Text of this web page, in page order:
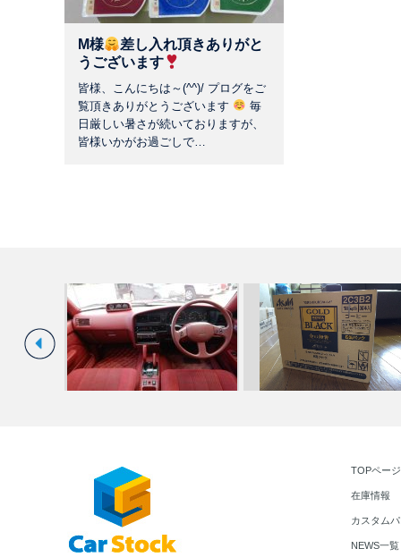
M様
差し入れ頂きありがと
うございます
皆様、こんにちは～(^^)/ プログをご
覧頂きありがとうございます
毎
日厳しい暑さが続いておりますが、
皆様いかがお過ごしで…
庫！ …
TOPページ
在庫情報
カスタム
NEWS一覧